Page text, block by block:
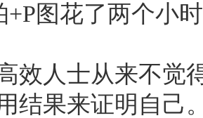
+P图花了两个小
人士从来不觉得
结果来证明自己